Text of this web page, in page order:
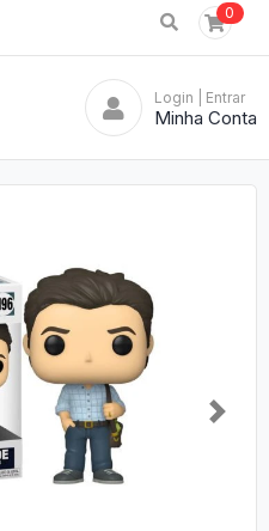
0
Login | Entrar
Minha Conta
Next